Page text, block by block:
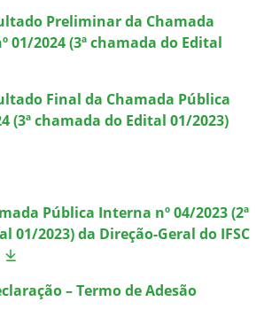
Preliminar da Chamada
01/2024 (3ª chamada do Edital
Final da Chamada Pública
(3ª chamada do Edital 01/2023)
Pública Interna nº 04/2023 (2ª
01/2023) da Direção-Geral do IFSC
– Termo de Adesão